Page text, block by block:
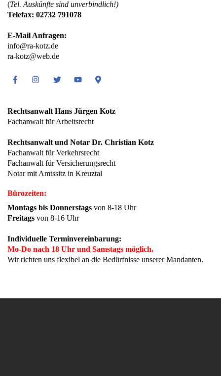
(Tel. Auskünfte sind unverbindlich!)
Telefax: 02732 791078
E-Mail Anfragen:
info@ra-kotz.de
ra-kotz@web.de
FacebookInstagramTwitter YoutubeGoogle
Rechtsanwalt Hans Jürgen Kotz
Fachanwalt für Arbeitsrecht
Rechtsanwalt und Notar Dr. Christian Kotz
Fachanwalt für Verkehrsrecht
Fachanwalt für Versicherungsrecht
Notar mit Amtssitz in Kreuztal
Bürozeiten:
Montags bis Donnerstags von 8-18 Uhr
Freitags von 8-16 Uhr
Individuelle Terminvereinbarung:
Mo-Do nach 18 Uhr und Samstags möglich.
Wir richten uns flexibel an die Bedürfnisse unserer Mandanten.